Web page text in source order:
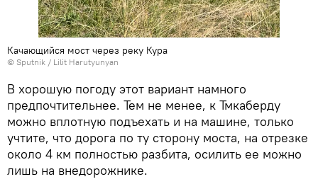
Качающийся мост через реку Кура
© Sputnik / Lilit Harutyunyan
В хорошую погоду этот вариант намного
предпочтительнее. Тем не менее, к Тмкаберду
можно вплотную подъехать и на машине, только
учтите, что дорога по ту сторону моста, на отрезке
около 4 км полностью разбита, осилить ее можно
лишь на внедорожнике.